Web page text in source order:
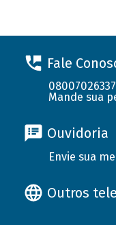
Fale
08007026337
Mande sua
Ouvidoria
Envie sua
Outros